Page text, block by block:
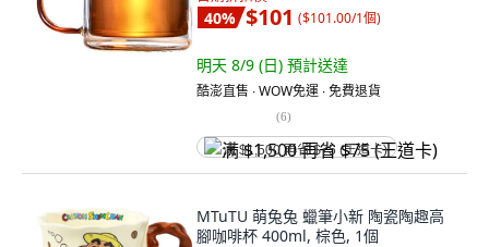
40% $101 ($101.00/1個)
明天 8/9 (日) 預計送達
酷澎直售 ∙ WOW免運 ∙ 免費退貨
(6)
满 $1,500 再省 $75 (王道卡)
MTuTU 萌兔兔 蠟筆小新 陶瓷陶趣高
腳咖啡杯 400ml, 棕色, 1個